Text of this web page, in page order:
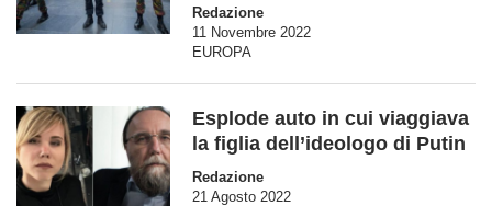
Redazione
11 Novembre 2022
EUROPA
Esplode auto in cui viaggiava
la figlia dell’ideologo di Putin
Redazione
21 Agosto 2022